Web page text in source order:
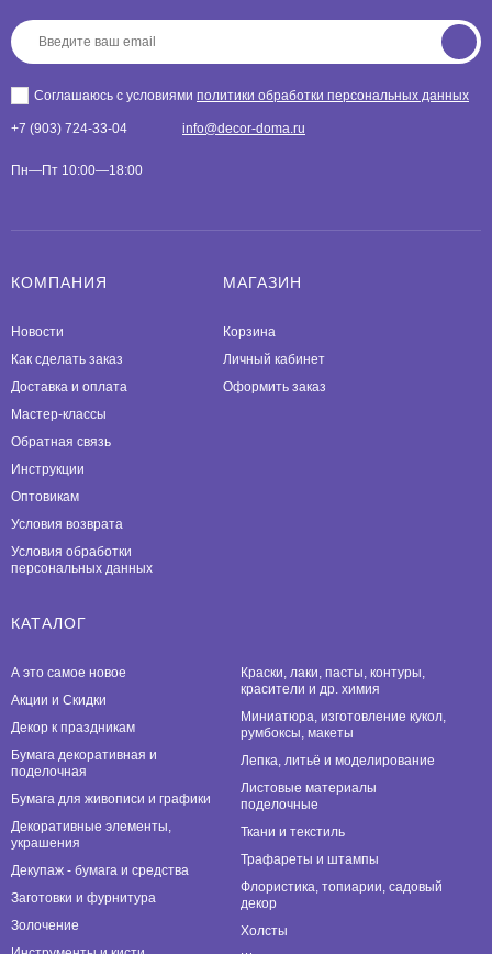
Соглашаюсь с условиями политики обработки персональных данных
+7 (903) 724-33-04 info@decor-doma.ru
Пн—Пт 10:00—18:00
КОМПАНИЯ
Новости
Как сделать заказ
Доставка и оплата
Мастер-классы
Обратная связь
Инструкции
Оптовикам
Условия возврата
Условия обработки
персональных данных
МАГАЗИН
Корзина
Личный кабинет
Оформить заказ
КАТАЛОГ
А это самое новое
Акции и Скидки
Декор к праздникам
Бумага декоративная и
поделочная
Бумага для живописи и графики
Декоративные элементы,
украшения
Декупаж - бумага и средства
Заготовки и фурнитура
Золочение
Краски, лаки, пасты, контуры,
красители и др. химия
Миниатюра, изготовление кукол,
румбоксы, макеты
Лепка, литьё и моделирование
Листовые материалы
поделочные
Ткани и текстиль
Трафареты и штампы
Флористика, топиарии, садовый
декор
Холсты